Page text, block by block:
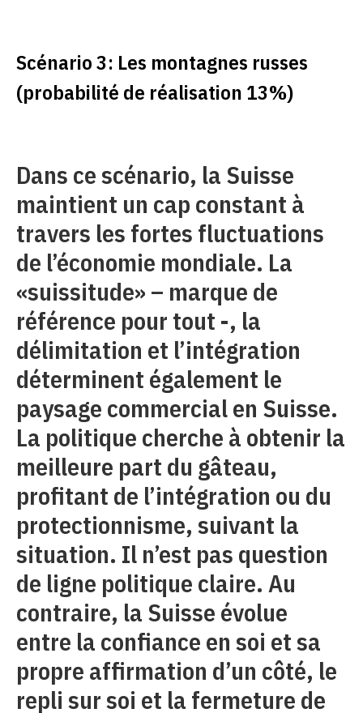
Scénario 3: Les montagnes russes
(probabilité de réalisation 13%)
Dans ce scénario, la Suisse
maintient un cap constant à
travers les fortes fluctuations
de l’économie mondiale. La
«suissitude» – marque de
référence pour tout -, la
délimitation et l’intégration
déterminent également le
paysage commercial en Suisse.
La politique cherche à obtenir la
meilleure part du gâteau,
profitant de l’intégration ou du
protectionnisme, suivant la
situation. Il n’est pas question
de ligne politique claire. Au
contraire, la Suisse évolue
entre la confiance en soi et sa
propre affirmation d’un côté, le
repli sur soi et la fermeture de